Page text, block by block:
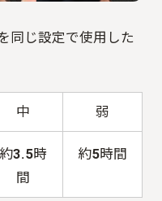
同じ設定で使用した
中 弱
約3.5時
間
約5時間